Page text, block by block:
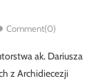
Comment(0)
ak. Dariusza
z Archidiecezji